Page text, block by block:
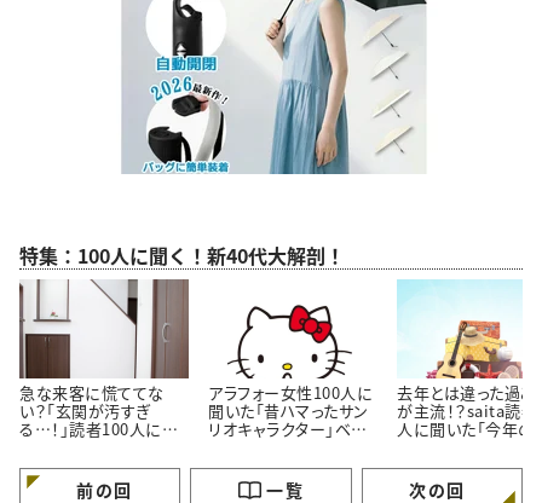
特集：100人に聞く！新40代大解剖！
急な来客に慌ててな
い？「玄関が汚すぎ
る…！」読者100人に聞
ておくコツ」3選
アラフォー女性100人に
聞いた「昔ハマったサン
リオキャラクター」ベス
ーがランクイン
去年とは違った過ご
が主流！？saita読
人に聞いた「今年の
前の回 一覧 次の回